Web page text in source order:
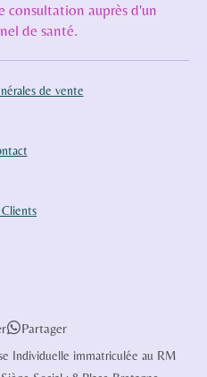
consultation auprès d'un
de santé.
de vente
Partager
Individuelle immatriculée au RM